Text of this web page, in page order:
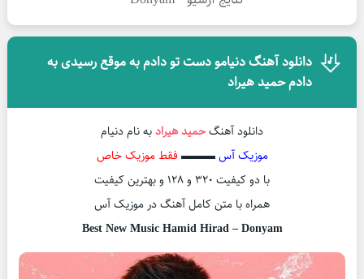
دانلود آهنگ دنیامو دست تو دادم به موقع رسیدی به
دادم حمید هیراد
دانلود آهنگحمید هیرادبه نام دنیام
موزیک آس▬▬▬ فقط موزیک خاص
با دو کیفیت ۳۲۰ و ۱۲۸ و بهترین کیفیت
همراه با متن کامل آهنگ در موزیک آس
Best New Music Hamid Hirad – Donyam